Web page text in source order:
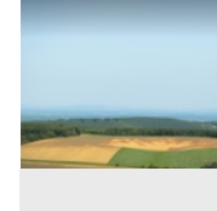
Terreni all'asta a
Asta chiusa